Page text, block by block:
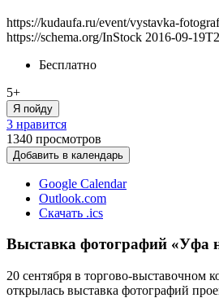
https://kudaufa.ru/event/vystavka-
https://schema.org/InStock 2016-09-
Бесплатно
5+
Я пойду
3 нравится
1340 просмотров
Добавить в календарь
Google Calendar
Outlook.com
Скачать .ics
Выставка фотографий «Уфа
20 сентября в торгово-выставочном
открылась выставка фотографий